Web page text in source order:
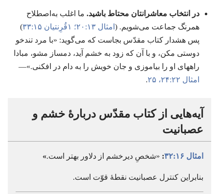
در انتخاب معاشرانتان محتاط باشید.‏ ما اغلب به‌اصطلاح
همرنگ جماعت می‌شویم.‏ (‏ امثال ۱۳:‏۲۰؛‏
)‏
پس هشدار کتاب مقدّس بجاست که می‌گوید:‏ «با مرد تندخو
دوستی مکن،‏ و با آن که زود به خشم آید،‏ دمساز مشو،‏ مبادا
راههای او را بیاموزی و جان خویش را به دام در افکنی.‏»—‏
امثال ۲۲:‏۲۴،‏ ۲۵
.‏
آیه‌هایی از کتاب مقدّس دربارهٔ خشم و
عصبانیت
امثال ۱۶:‏۳۲ :‏ «شخصِ دیرخشم از دلاور بهتر است.‏»
بنابراین کنترل عصبانیت نقطهٔ قوّت است.‏